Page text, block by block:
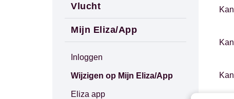
Vlucht
Mijn Eliza/App
Inloggen
Wijzigen op Mijn Eliza/App
Eliza app